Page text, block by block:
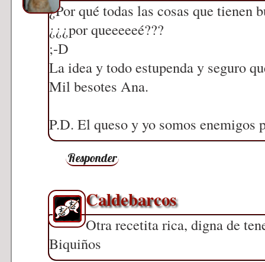
¿Por qué todas las cosas que tienen
¿¿¿por queeeeeé???
;-D
La idea y todo estupenda y seguro
Mil besotes Ana.
P.D. El queso y yo somos enemigos
Responder
Caldebarcos
Otra recetita rica, digna de
Biquiños